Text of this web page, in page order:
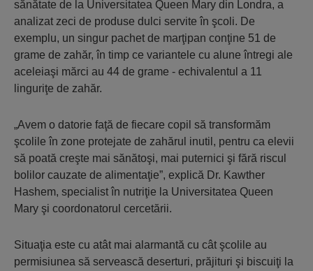
sănătate de la Universitatea Queen Mary din Londra, a
analizat zeci de produse dulci servite în şcoli. De
exemplu, un singur pachet de marţipan conţine 51 de
grame de zahăr, în timp ce variantele cu alune întregi ale
aceleiaşi mărci au 44 de grame - echivalentul a 11
linguriţe de zahăr.
„Avem o datorie faţă de fiecare copil să transformăm
şcolile în zone protejate de zahărul inutil, pentru ca elevii
să poată creşte mai sănătoşi, mai puternici şi fără riscul
bolilor cauzate de alimentaţie”, explică Dr. Kawther
Hashem, specialist în nutriţie la Universitatea Queen
Mary şi coordonatorul cercetării.
Situaţia este cu atât mai alarmantă cu cât şcolile au
permisiunea să servească deserturi, prăjituri şi biscuiţi la